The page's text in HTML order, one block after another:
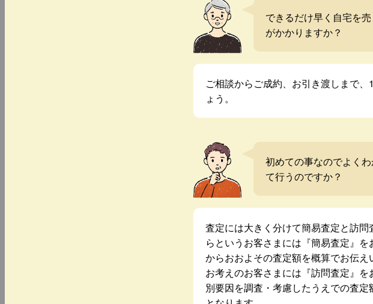
できるだけ早く自宅を
がかかりますか？
ご相談からご成約、お引き渡しまで
ょう。
初めての事なのでよく
て行うのですか？
査定には大きく分けて簡易査定と訪
らというお客さまには『簡易査定』
からおおよその査定額を概算でお伝
お考えのお客さまには『訪問査定』
別要因を調査・考慮したうえでの査